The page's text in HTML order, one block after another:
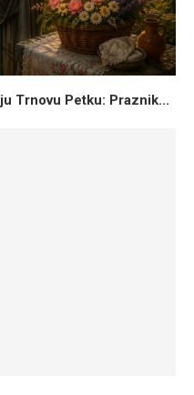
Trnovu Petku: Praznik...